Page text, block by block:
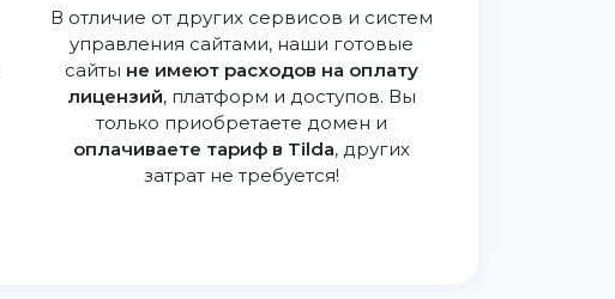
В отличие от других сервисов и систем
управления сайтами, наши готовые
сайты не имеют расходов на оплату
лицензий, платформ и доступов. Вы
только приобретаете домен и
оплачиваете тариф в Tilda, других
затрат не требуется!